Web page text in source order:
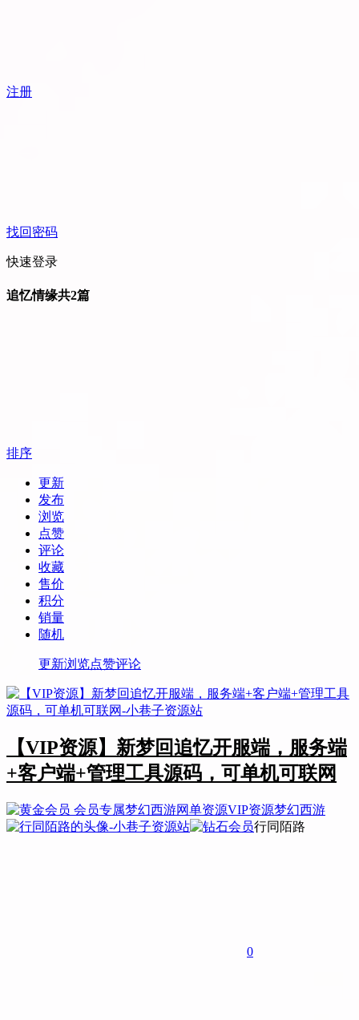
注册
找回密码
快速登录
追忆情缘共2篇
排序
更新
发布
浏览
点赞
评论
收藏
售价
积分
销量
随机
更新浏览点赞评论
【VIP资源】新梦回追忆开服端，服务端
+客户端+管理工具源码，可单机可联网
会员专属梦幻西游网单资源VIP资源梦幻西游
行同陌路
0